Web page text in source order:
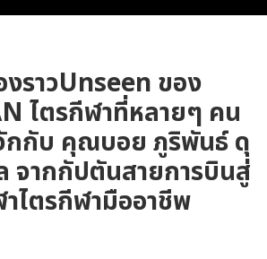
งราวUnseen ของ
ไตรกีฬาที่หลายๆ คน
กกับ คุณบอย ภูริพันธ์ ดุ
จากกัปตันสายการบิน​สู่
ไตรกีฬามืออาชีพ